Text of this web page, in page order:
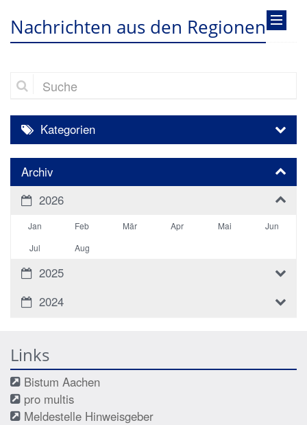
Nachrichten aus den Regionen
Suche
Kategorien
Archiv
2026
Jan Feb Mär Apr Mai
Jun
Jul
Aug
2025
2024
Links
Bistum Aachen
pro multis
Meldestelle Hinweisgeber